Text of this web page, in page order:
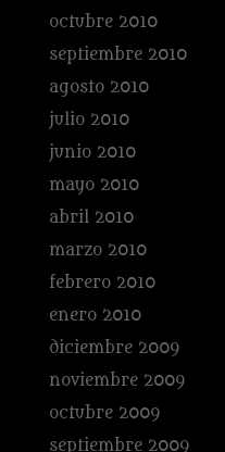
octubre 2010
septiembre 2010
agosto 2010
julio 2010
junio 2010
mayo 2010
abril 2010
marzo 2010
febrero 2010
enero 2010
diciembre 2009
noviembre 2009
octubre 2009
septiembre 2009